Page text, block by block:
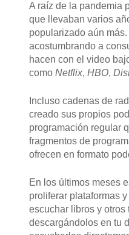
A raíz de la pandemia
que llevaban varios
popularizado aún
acostumbrando a
hacen con el video
como Netflix, HBO,
Incluso cadenas de
creado sus propios
programación regular
fragmentos de
ofrecen en formato
En los últimos meses
proliferar plataformas
escuchar libros y otros
descargándolos en tu